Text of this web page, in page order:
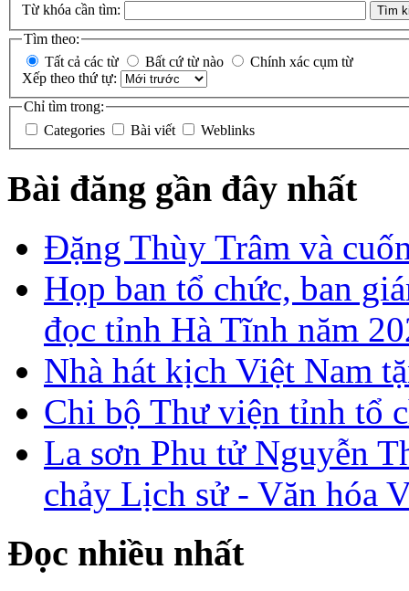
Từ khóa cần tìm: Tìm
Tìm theo:
Tất cả các từ
Bất cứ từ nào
Chính xác cụm từ
Xếp theo thứ tự:
Chỉ tìm trong:
Categories
Bài viết Weblinks
Bài đăng gần đây nhất
Đặng Thùy Trâm và
Họp ban tổ chức, ban
đọc tỉnh Hà Tĩnh năm
Nhà hát kịch Việt Nam
Chi bộ Thư viện tỉnh tổ
La sơn Phu tử Nguyễn
chảy Lịch sử - Văn hóa
Đọc nhiều nhất